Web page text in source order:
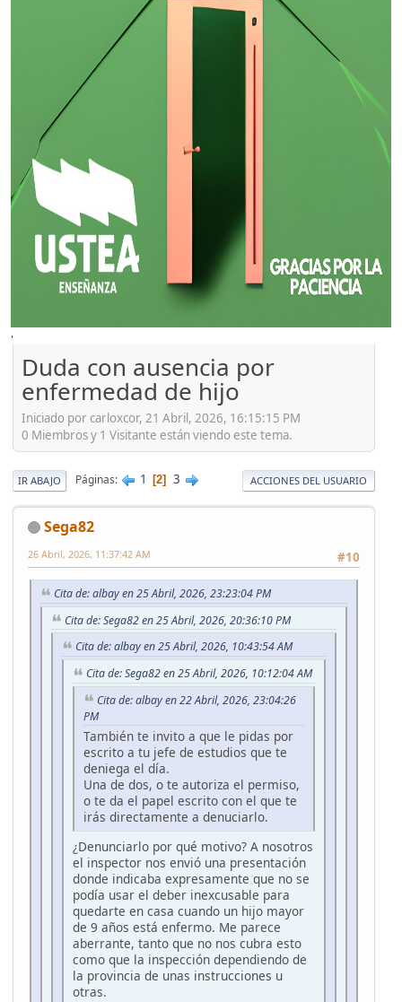
'
Duda con ausencia por
enfermedad de hijo
Iniciado por carloxcor, 21 Abril, 2026, 16:15:15 PM
0 Miembros y 1 Visitante están viendo este tema.
IR ABAJO Páginas 1 2 3 ACCIONES DEL USUARIO
Sega82
#10
26 Abril, 2026, 11:37:42 AM
Cita de: albay en 25 Abril, 2026, 23:23:04 PM
Cita de: Sega82 en 25 Abril, 2026, 20:36:10 PM
Cita de: albay en 25 Abril, 2026, 10:43:54 AM
Cita de: Sega82 en 25 Abril, 2026, 10:12:04 AM
Cita de: albay en 22 Abril, 2026, 23:04:26
PM
También te invito a que le pidas por
escrito a tu jefe de estudios que te
deniega el día.
Una de dos, o te autoriza el permiso,
o te da el papel escrito con el que te
irás directamente a denuciarlo.
¿Denunciarlo por qué motivo? A nosotros
el inspector nos envió una presentación
donde indicaba expresamente que no se
podía usar el deber inexcusable para
quedarte en casa cuando un hijo mayor
de 9 años está enfermo. Me parece
aberrante, tanto que no nos cubra esto
como que la inspección dependiendo de
la provincia de unas instrucciones u
otras.